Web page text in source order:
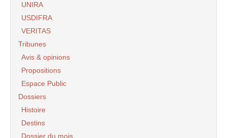
UNIRA
USDIFRA
VERITAS
Tribunes
Avis & opinions
Propositions
Espace Public
Dossiers
Histoire
Destins
Dossier du mois